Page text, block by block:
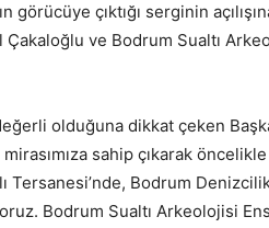
görücüye çıktığı serginin
Çakaloğlu ve Bodrum Sualtı
olduğuna dikkat çeken
sahip çıkarak
Tersanesi’nde, Bodrum
Bodrum Sualtı Arkeolojisi